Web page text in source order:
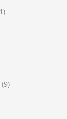
1
99